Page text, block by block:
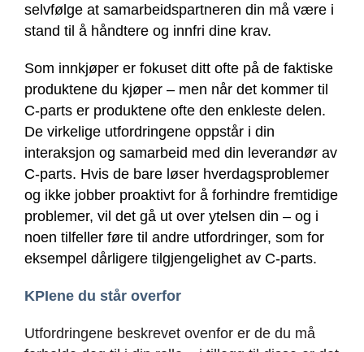
selvfølge at samarbeidspartneren din må være i
stand til å håndtere og innfri dine krav.
Som innkjøper er fokuset ditt ofte på de faktiske
produktene du kjøper – men når det kommer til
C-parts er produktene ofte den enkleste delen.
De virkelige utfordringene oppstår i din
interaksjon og samarbeid med din leverandør av
C-parts. Hvis de bare løser hverdagsproblemer
og ikke jobber proaktivt for å forhindre fremtidige
problemer, vil det gå ut over ytelsen din – og i
noen tilfeller føre til andre utfordringer, som for
eksempel dårligere tilgjengelighet av C-parts.
KPIene du står overfor
Utfordringene beskrevet ovenfor er de du må